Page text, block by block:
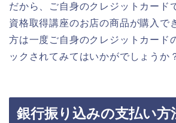
だから、ご自身のクレジットカード
資格取得講座のお店の商品が購入で
方は一度ご自身のクレジットカード
ックされてみてはいかがでしょうか
銀行振り込みの支払い方